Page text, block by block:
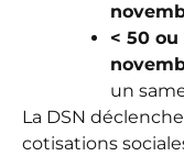
< 50
un
La DSN
cotisations